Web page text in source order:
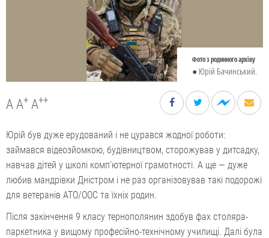
Фото з родинного архіву
● Юрій Бачинський.
A A+ A++
Юрій був дуже ерудований і не цурався жодної роботи:
займався відеозйомкою, будівництвом, сторожував у дитсадку,
навчав дітей у школі комп’ютерної грамотності. А ще — дуже
любив мандрівки Дністром і не раз організовував такі подорожі
для ветеранів АТО/ООС та їхніх родин.
Після закінчення 9 класу тернополянин здобув фах столяра-
паркетника у вищому професійно-технічному училищі. Далі була